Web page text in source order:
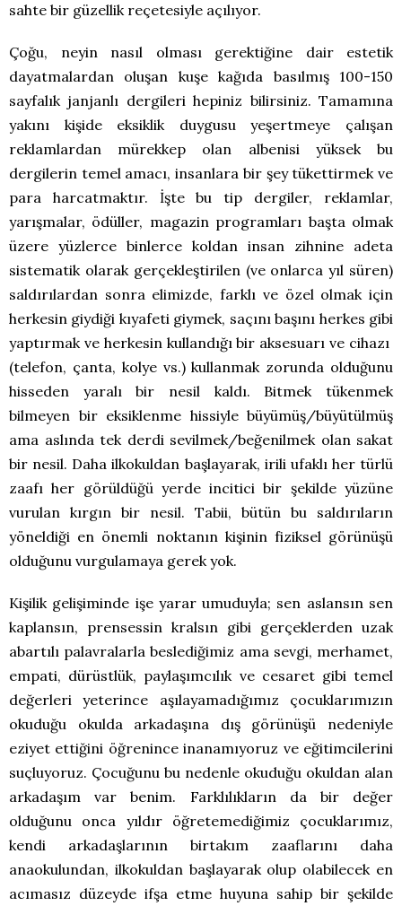
sahte bir güzellik reçetesiyle açılıyor.
Çoğu, neyin nasıl olması gerektiğine dair estetik
dayatmalardan oluşan kuşe kağıda basılmış 100-150
sayfalık janjanlı dergileri hepiniz bilirsiniz. Tamamına
yakını kişide eksiklik duygusu yeşertmeye çalışan
reklamlardan mürekkep olan albenisi yüksek bu
dergilerin temel amacı, insanlara bir şey tükettirmek ve
para harcatmaktır. İşte bu tip dergiler, reklamlar,
yarışmalar, ödüller, magazin programları başta olmak
üzere yüzlerce binlerce koldan insan zihnine adeta
sistematik olarak gerçekleştirilen (ve onlarca yıl süren)
saldırılardan sonra elimizde, farklı ve özel olmak için
herkesin giydiği kıyafeti giymek, saçını başını herkes gibi
yaptırmak ve herkesin kullandığı bir aksesuarı ve cihazı
(telefon, çanta, kolye vs.) kullanmak zorunda olduğunu
hisseden yaralı bir nesil kaldı. Bitmek tükenmek
bilmeyen bir eksiklenme hissiyle büyümüş/büyütülmüş
ama aslında tek derdi sevilmek/beğenilmek olan sakat
bir nesil. Daha ilkokuldan başlayarak, irili ufaklı her türlü
zaafı her görüldüğü yerde incitici bir şekilde yüzüne
vurulan kırgın bir nesil. Tabii, bütün bu saldırıların
yöneldiği en önemli noktanın kişinin fiziksel görünüşü
olduğunu vurgulamaya gerek yok.
Kişilik gelişiminde işe yarar umuduyla; sen aslansın sen
kaplansın, prensessin kralsın gibi gerçeklerden uzak
abartılı palavralarla beslediğimiz ama sevgi, merhamet,
empati, dürüstlük, paylaşımcılık ve cesaret gibi temel
değerleri yeterince aşılayamadığımız çocuklarımızın
okuduğu okulda arkadaşına dış görünüşü nedeniyle
eziyet ettiğini öğrenince inanamıyoruz ve eğitimcilerini
suçluyoruz. Çocuğunu bu nedenle okuduğu okuldan alan
arkadaşım var benim. Farklılıkların da bir değer
olduğunu onca yıldır öğretemediğimiz çocuklarımız,
kendi arkadaşlarının birtakım zaaflarını daha
anaokulundan, ilkokuldan başlayarak olup olabilecek en
acımasız düzeyde ifşa etme huyuna sahip bir şekilde